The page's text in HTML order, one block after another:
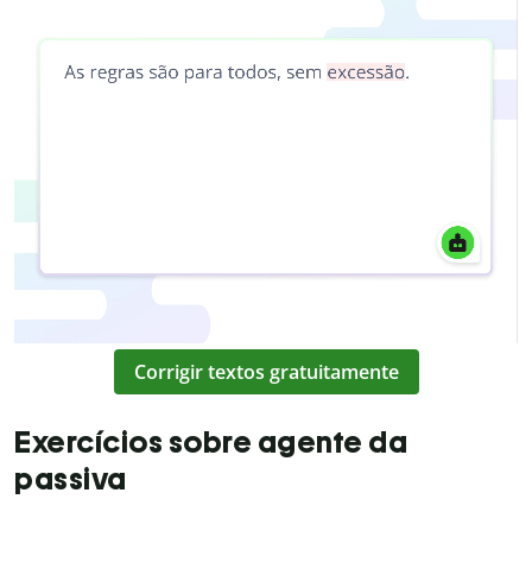
Corrigir textos gratuitamente
Exercícios sobre agente da
passiva